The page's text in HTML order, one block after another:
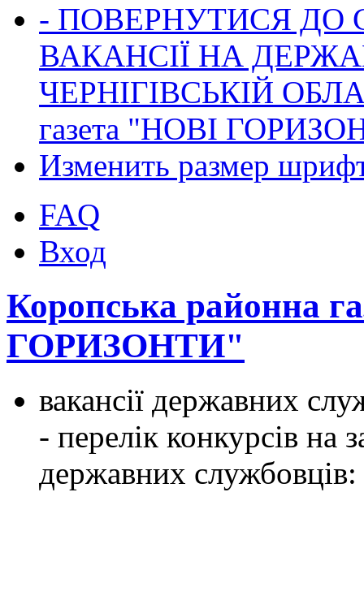
- ПОВЕРНУТИСЯ ДО
ВАКАНСІЇ НА
ЧЕРНІГІВСЬКІЙ
газета "НОВІ
Изменить размер
FAQ
Вход
Коропська районна
ГОРИЗОНТИ"
вакансії державних
- перелік конкурсів на
державних службовців: